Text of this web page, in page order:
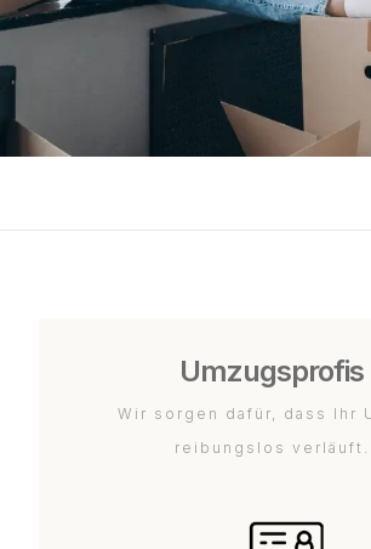
Umzugsprofis
Wir sorgen dafür, dass Ihr
reibungslos verläuft.